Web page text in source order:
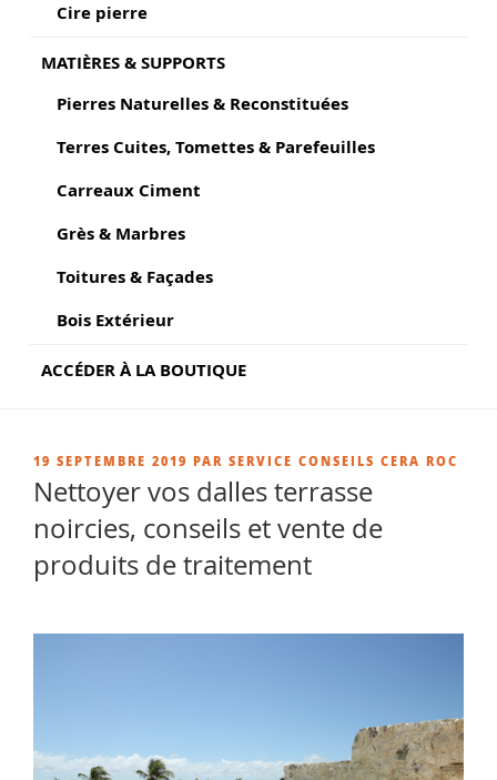
Cire pierre
MATIÈRES & SUPPORTS
Pierres Naturelles & Reconstituées
Terres Cuites, Tomettes & Parefeuilles
Carreaux Ciment
Grès & Marbres
Toitures & Façades
Bois Extérieur
ACCÉDER À LA BOUTIQUE
PUBLIÉ
LE
19 SEPTEMBRE 2019 PAR SERVICE CONSEILS CERA ROC
Nettoyer vos dalles terrasse
noircies, conseils et vente de
produits de traitement